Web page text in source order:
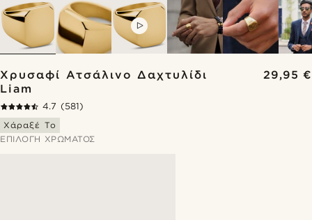
Χρυσαφί Ατσάλινο Δαχτυλίδι
Liam
29,95 €
4.7 (581)
Χάραξέ Το
ΕΠΙΛΟΓΉ ΧΡΏΜΑΤΟΣ